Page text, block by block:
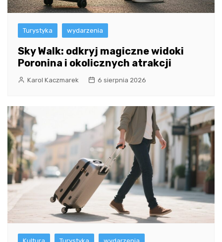
Turystyka wydarzenia
Sky Walk: odkryj magiczne widoki
Poronina i okolicznych atrakcji
Karol Kaczmarek 6 sierpnia 2026